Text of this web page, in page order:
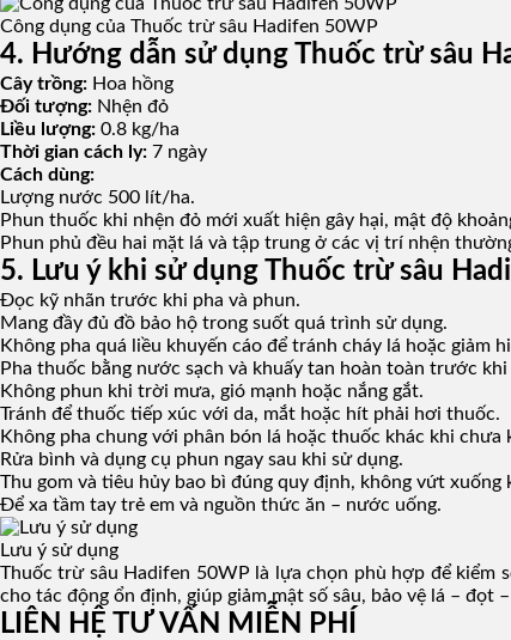
Công dụng của Thuốc trừ sâu Hadifen 50WP
4. Hướng dẫn sử dụng Thuốc trừ sâu
Cây trồng: Hoa hồng
Đối tượng: Nhện đỏ
Liều lượng: 0.8 kg/ha
Thời gian cách ly: 7 ngày
Cách dùng:
Lượng nước 500 lít/ha.
Phun thuốc khi nhện đỏ mới xuất hiện gây hại, mật độ
Phun phủ đều hai mặt lá và tập trung ở các vị trí nhện
5. Lưu ý khi sử dụng Thuốc trừ sâu
Đọc kỹ nhãn trước khi pha và phun.
Mang đầy đủ đồ bảo hộ trong suốt quá trình sử dụng.
Không pha quá liều khuyến cáo để tránh cháy lá hoặc giảm
Pha thuốc bằng nước sạch và khuấy tan hoàn toàn trước khi
Không phun khi trời mưa, gió mạnh hoặc nắng gắt.
Tránh để thuốc tiếp xúc với da, mắt hoặc hít phải hơi thuốc.
Không pha chung với phân bón lá hoặc thuốc khác khi
Rửa bình và dụng cụ phun ngay sau khi sử dụng.
Thu gom và tiêu hủy bao bì đúng quy định, không vứt xuống
Để xa tầm tay trẻ em và nguồn thức ăn – nước uống.
Lưu ý sử dụng
Thuốc trừ sâu Hadifen 50WP là lựa chọn phù hợp để kiểm
cho tác động ổn định, giúp giảm mật số sâu, bảo vệ lá – đọt
LIÊN HỆ TƯ VẤN MIỄN PHÍ